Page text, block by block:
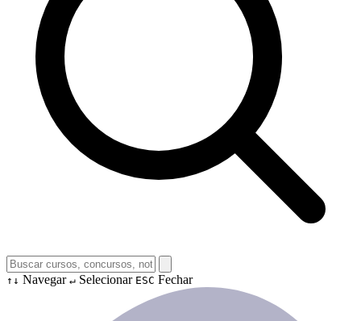
↑↓ Navegar ↵ Selecionar ESC Fechar